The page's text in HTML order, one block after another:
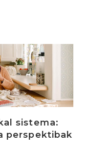
sistema:
perspektibak